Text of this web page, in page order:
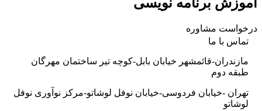
آموزش برنامه نویسی
درخواست مشاوره
تماس با ما
مازندران-قائمشهر خیابان بابل-کوچه تیر ساختمان مهرگان
طبقه دوم
تهران -خیابان فردوسی-خیابان نوفل لوشاتو-مرکز نوآوری نوفل
لوشاتو